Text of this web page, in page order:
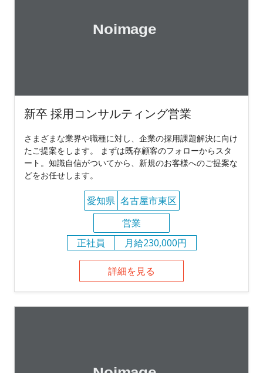
新卒 採用コンサルティング営業
さまざまな業界や職種に対し、企業の採用課題解決に向け
たご提案をします。 まずは既存顧客のフォローからスタ
ート。知識自信がついてから、新規のお客様へのご提案な
どをお任せします。
愛知県 名古屋市東区
営業
正社員
月給230,000円
詳細を見る